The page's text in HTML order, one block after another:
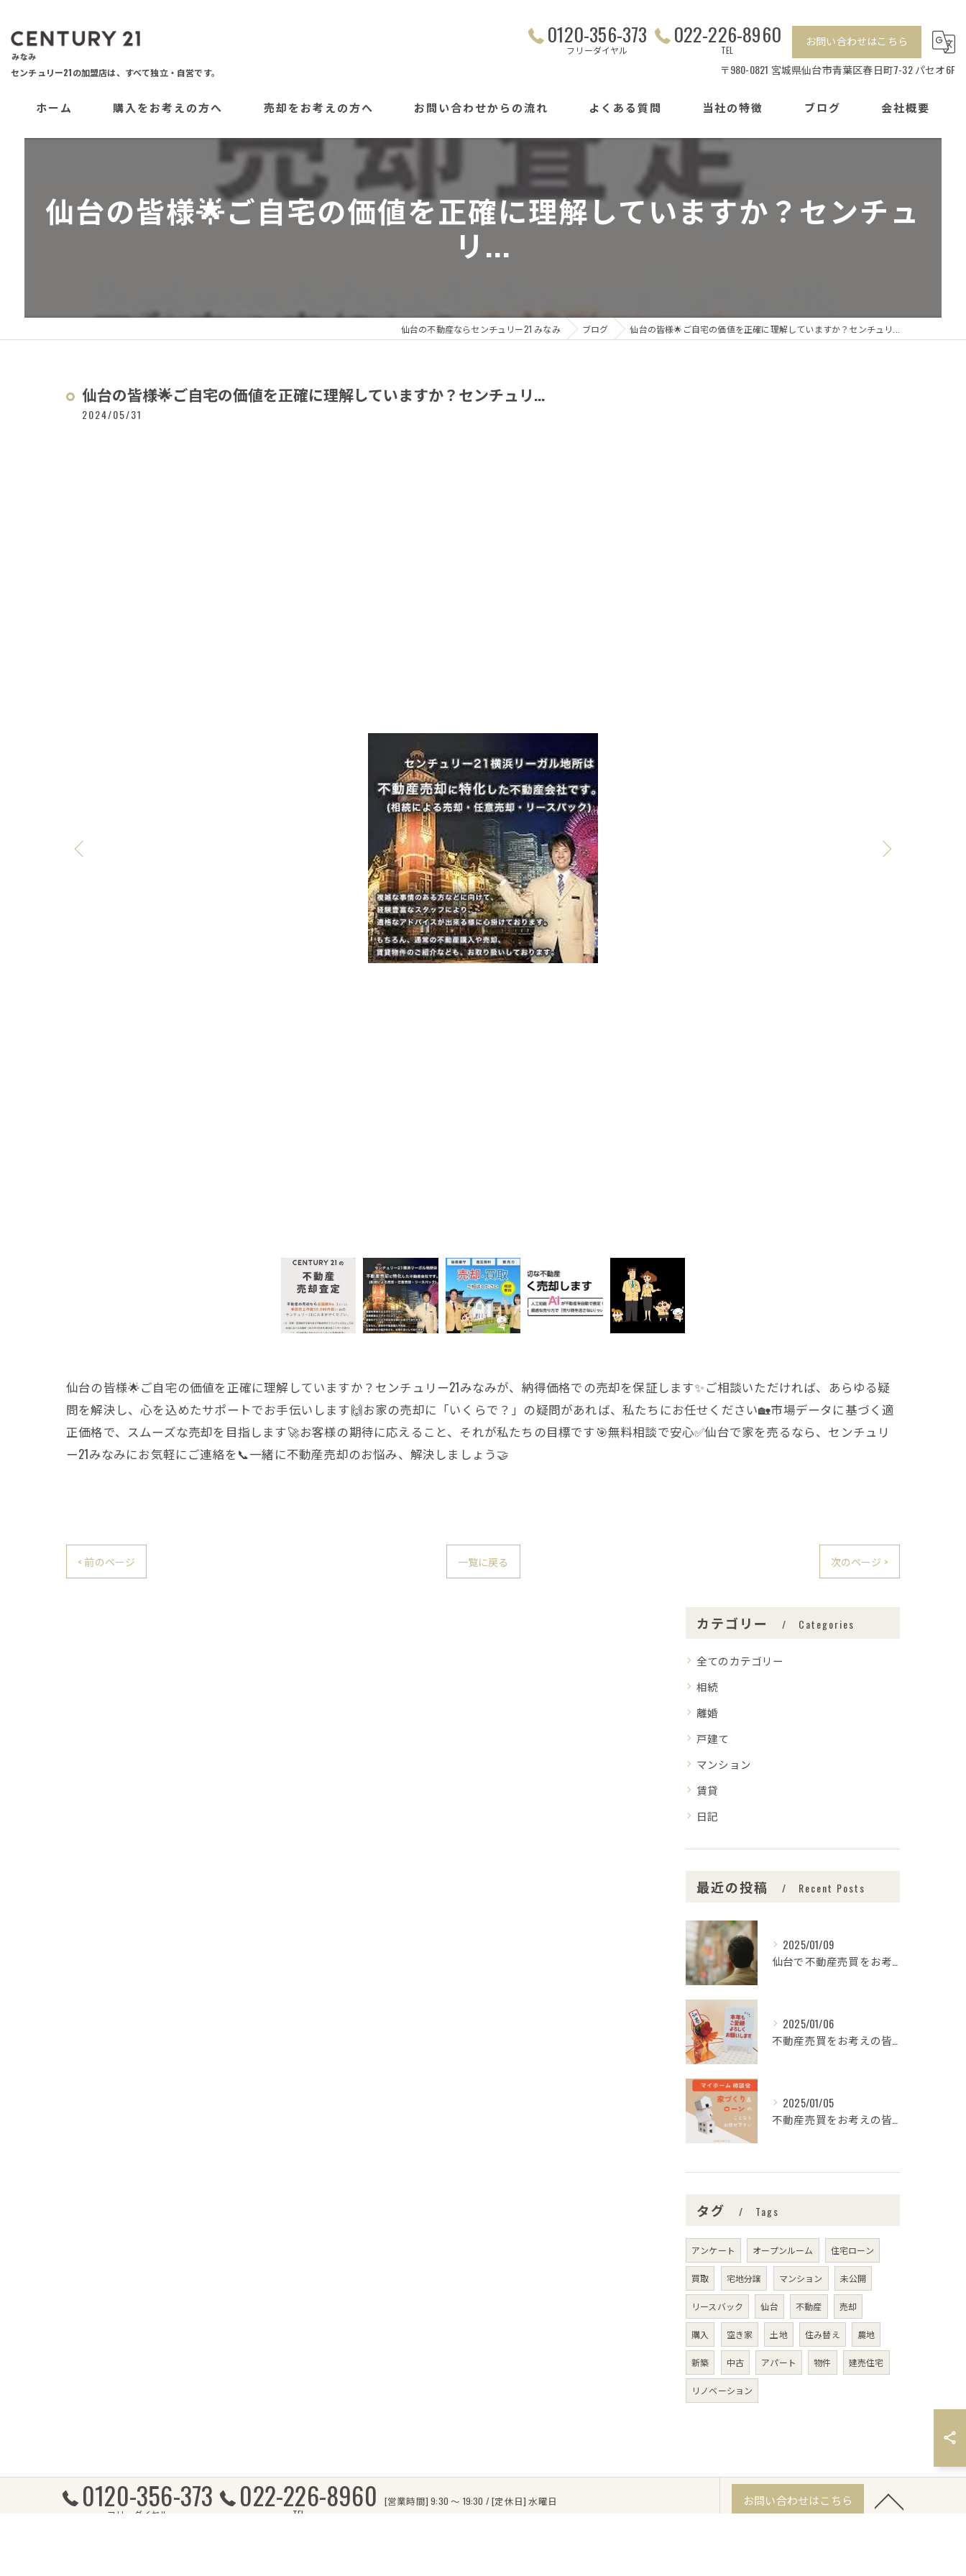
0120-356-373
フリーダイヤル
022-226-8960
TEL
お問い合わせはこちら
〒980-0821 宮城県仙台市青葉区春日町7-32 パセオ6F
ホーム 購入をお考えの方へ 売却をお考えの方へ お問い合わせからの流れ よくある質問 当社の特徴
相続
離婚
戸建て
ブログ 会社概要
仙台の皆様🌟ご自宅の価値を正確に理解していますか？センチュ
リ...
仙台の不動産ならセンチュリー21 みなみ ブログ 仙台の皆様🌟ご自宅の価値を正確に理解していますか？センチュリ...
仙台の皆様🌟ご自宅の価値を正確に理解していますか？センチュリ...
2024/05/31
仙台の皆様🌟ご自宅の価値を正確に理解していますか？センチュリー21みなみが、納得価格での売却を保証します✨ご相談いただければ、あらゆる疑
問を解決し、心を込めたサポートでお手伝いします🙌お家の売却に「いくらで？」の疑問があれば、私たちにお任せください🏡市場データに基づく適
正価格で、スムーズな売却を目指します🚀お客様の期待に応えること、それが私たちの目標です🎯無料相談で安心✅仙台で家を売るなら、センチュリ
ー21みなみにお気軽にご連絡を📞一緒に不動産売却のお悩み、解決しましょう🤝
< 前のページ 一覧に戻る 次のページ >
カテゴリー Categories
全てのカテゴリー
相続
離婚
戸建て
マンション
賃貸
日記
最近の投稿 Recent Posts
2025/01/09
仙台で不動産売買をお考えの皆さま、こんにちは！🌟センチュリー...
2025/01/06
不動産売買をお考えの皆様、こんにちは！センチュリー21みなみ...
2025/01/05
不動産売買をお考えの皆さま、こんにちは！センチュリー21みな...
タグ Tags
アンケート オープンルーム 住宅ローン
買取 宅地分譲 マンション 未公開
リースバック 仙台 不動産 売却
購入 空き家 土地 住み替え 農地
新築 中古 アパート 物件 建売住宅
リノベーション
0120-356-373
フリーダイヤル
022-226-8960
TEL
[営業時間] 9:30 〜 19:30 / [定休日] 水曜日 お問い合わせはこちら